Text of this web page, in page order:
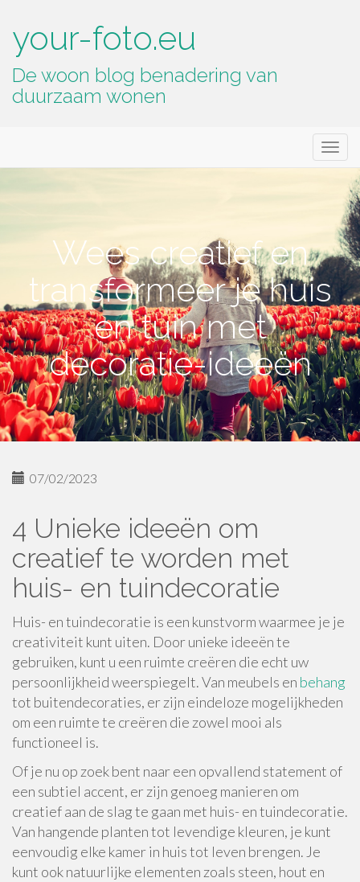
your-foto.eu
De woon blog benadering van
duurzaam wonen
Menu
Wees creatief en
transformeer je huis
en tuin met
decoratie-ideeën
07/02/2023
4 Unieke ideeën om
creatief te worden met
huis- en tuindecoratie
Huis- en tuindecoratie is een kunstvorm waarmee je je
creativiteit kunt uiten. Door unieke ideeën te
gebruiken, kunt u een ruimte creëren die echt uw
persoonlijkheid weerspiegelt. Van meubels en behang
tot buitendecoraties, er zijn eindeloze mogelijkheden
om een ruimte te creëren die zowel mooi als
functioneel is.
Of je nu op zoek bent naar een opvallend statement of
een subtiel accent, er zijn genoeg manieren om
creatief aan de slag te gaan met huis- en tuindecoratie.
Van hangende planten tot levendige kleuren, je kunt
eenvoudig elke kamer in huis tot leven brengen. Je
kunt ook natuurlijke elementen zoals steen, hout en